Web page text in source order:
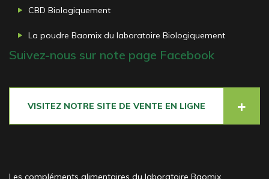
CBD Biologiquement
La poudre Baomix du laboratoire Biologiquement
Suivez-nous sur note page Facebook
VISITEZ NOTRE SITE DE VENTE EN LIGNE
Les compléments alimentaires du laboratoire Baomix